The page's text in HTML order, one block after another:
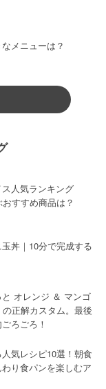
メニューは？
人気ランキング
すすめ商品は？
丼｜10分で完成する
オレンジ ＆ マンゴ
正解カスタム。最後
ろごろ！
気レシピ10選！朝食
り食パンを楽しむア